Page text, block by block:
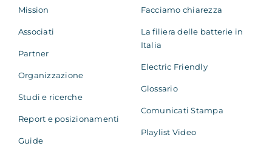
Mission
Associati
Partner
Organizzazione
Studi e ricerche
Report e posizionamenti
Guide
Facciamo chiarezza
La filiera delle batterie in
Italia
Electric Friendly
Glossario
Comunicati Stampa
Playlist Video